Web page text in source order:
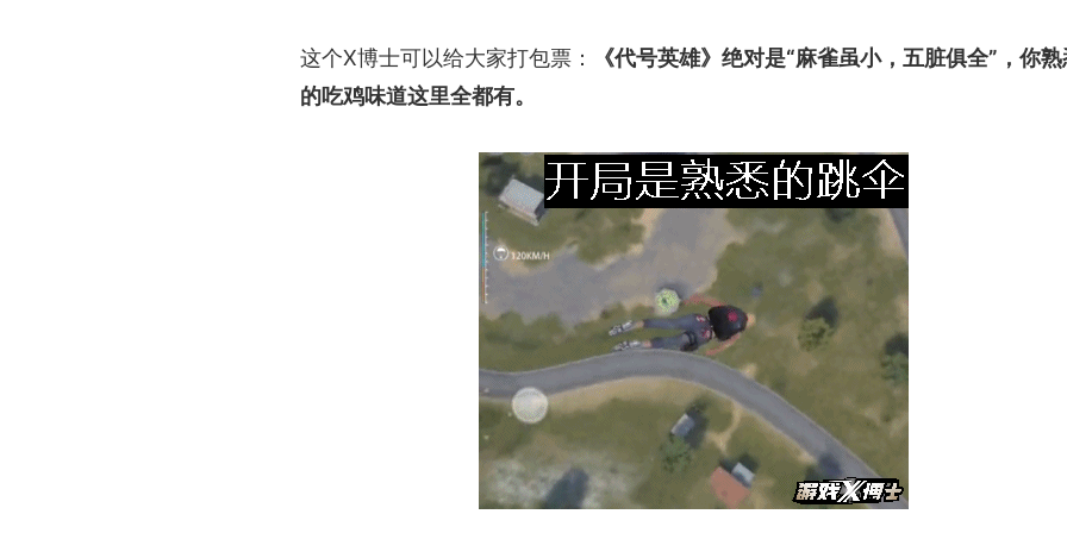
这个X博士可以给大家打包票：
《代号英雄》绝对是“麻雀虽小，五脏俱全”，你
的吃鸡味道这里全都有。